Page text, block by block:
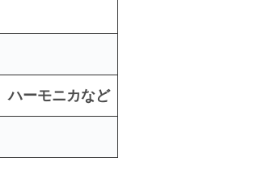
ハーモニカなど